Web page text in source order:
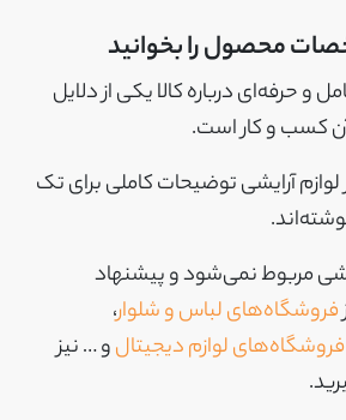
محصول را بخوانید
حرفه‌ای درباره کالا یکی از دلایل
کسب و کار است.
آرایشی توضیحات کاملی برای تک
مربوط نمی‌‌شود و پیشنهاد
فروشگاه‌های لباس و شلوار،
فروشگاه‌های لوازم دیجیتالو … نیز